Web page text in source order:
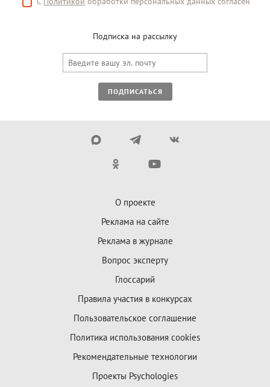
Подписка на рассылку
ПОДПИСАТЬСЯ
О проекте
Реклама на сайте
Реклама в журнале
Вопрос эксперту
Глоссарий
Правила участия в конкурсах
Пользовательское соглашение
Политика использования cookies
Рекомендательные технологии
Проекты Psychologies